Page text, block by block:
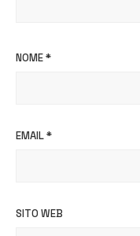
NOME*
EMAIL*
SITO WEB